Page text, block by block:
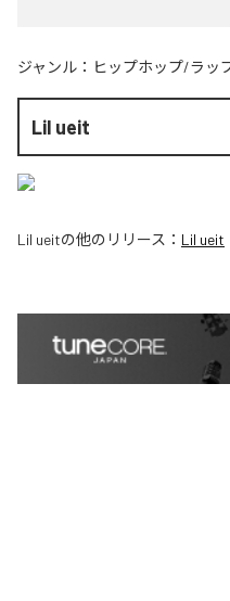
ジャンル： ヒップホップ/ラッ
Lil ueit
Lil ueitの他のリリース： Lil ueit